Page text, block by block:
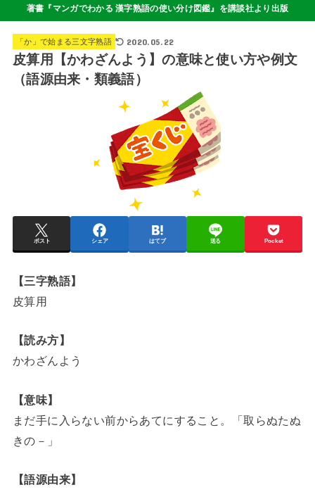
著書『マンガでわかる 漢字熟語の使い分け図鑑』を講談社より出版
「か」で始まる三文字熟語 2020.05.22
皮算用【かわざんよう】の意味と使い方や例文
（語源由来・類義語）
ポスト シェア はてブ 送る Pocket
【三字熟語】
皮算用
【読み方】
かわざんよう
【意味】
まだ手に入らない前からあてにすること。「取らぬたぬ
きの－」
【語源由来】